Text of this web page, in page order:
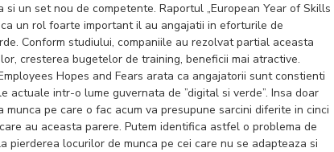
un set nou de competente. Raportul „European Year of Skills
un rol foarte important il au angajatii in eforturile de
Conform studiului, companiile au rezolvat partial aceasta
cresterea bugetelor de training, beneficii mai atractive.
Hopes and Fears arata ca angajatorii sunt constienti
intr-o lume guvernata de ”digital si verde”. Insa doar
pe care o fac acum va presupune sarcini diferite in cinci
au aceasta parere. Putem identifica astfel o problema de
pierderea locurilor de munca pe cei care nu se adapteaza si